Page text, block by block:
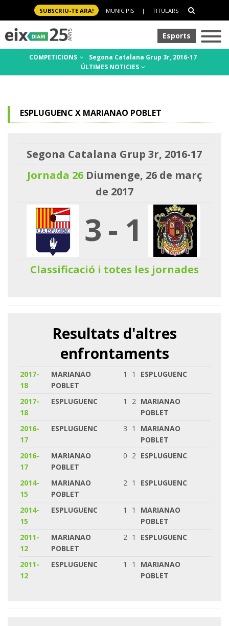
SUBSCRIU-TE ARA! MUNICIPIS | TITULARS
Esports
COMPETICIONS
Segona Catalana Grup 3r, 2016-17
ÚLTIMES NOTICIES
ESPLUGUENC X MARIANAO POBLET
Segona Catalana Grup 3r, 2016-17
Jornada 26Diumenge, 26 de març
de 2017
3- 1
Classificació i totes les jornades
Resultats d'altres
enfrontaments
2017-
18
MARIANAO
POBLET
1 1 ESPLUGUENC
2017-
18
ESPLUGUENC 1 2 MARIANAO
POBLET
2016-
17
ESPLUGUENC 3 1
MARIANAO
POBLET
2016-
17
MARIANAO
POBLET
0 2 ESPLUGUENC
2014-
15
MARIANAO
POBLET
2 1 ESPLUGUENC
2014-
15
ESPLUGUENC 1 1
MARIANAO
POBLET
2011-
12
MARIANAO
POBLET
2 1 ESPLUGUENC
2011-
12
ESPLUGUENC 1 1
MARIANAO
POBLET